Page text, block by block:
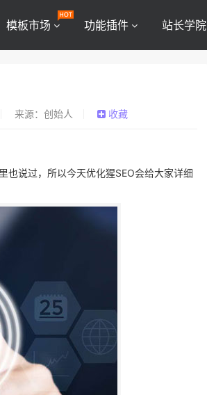
模板市场 功能插件 站长学院
来源：创始人 收藏
也说过，所以今天优化猩SEO会给大家详细